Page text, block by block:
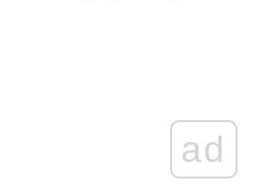
ad